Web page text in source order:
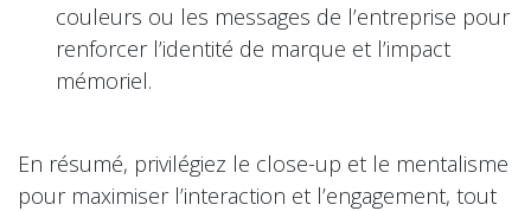
couleurs ou les messages de l’entreprise pour
renforcer l’identité de marque et l’impact
mémoriel.
En résumé, privilégiez le close-up et le mentalisme
pour maximiser l’interaction et l’engagement, tout